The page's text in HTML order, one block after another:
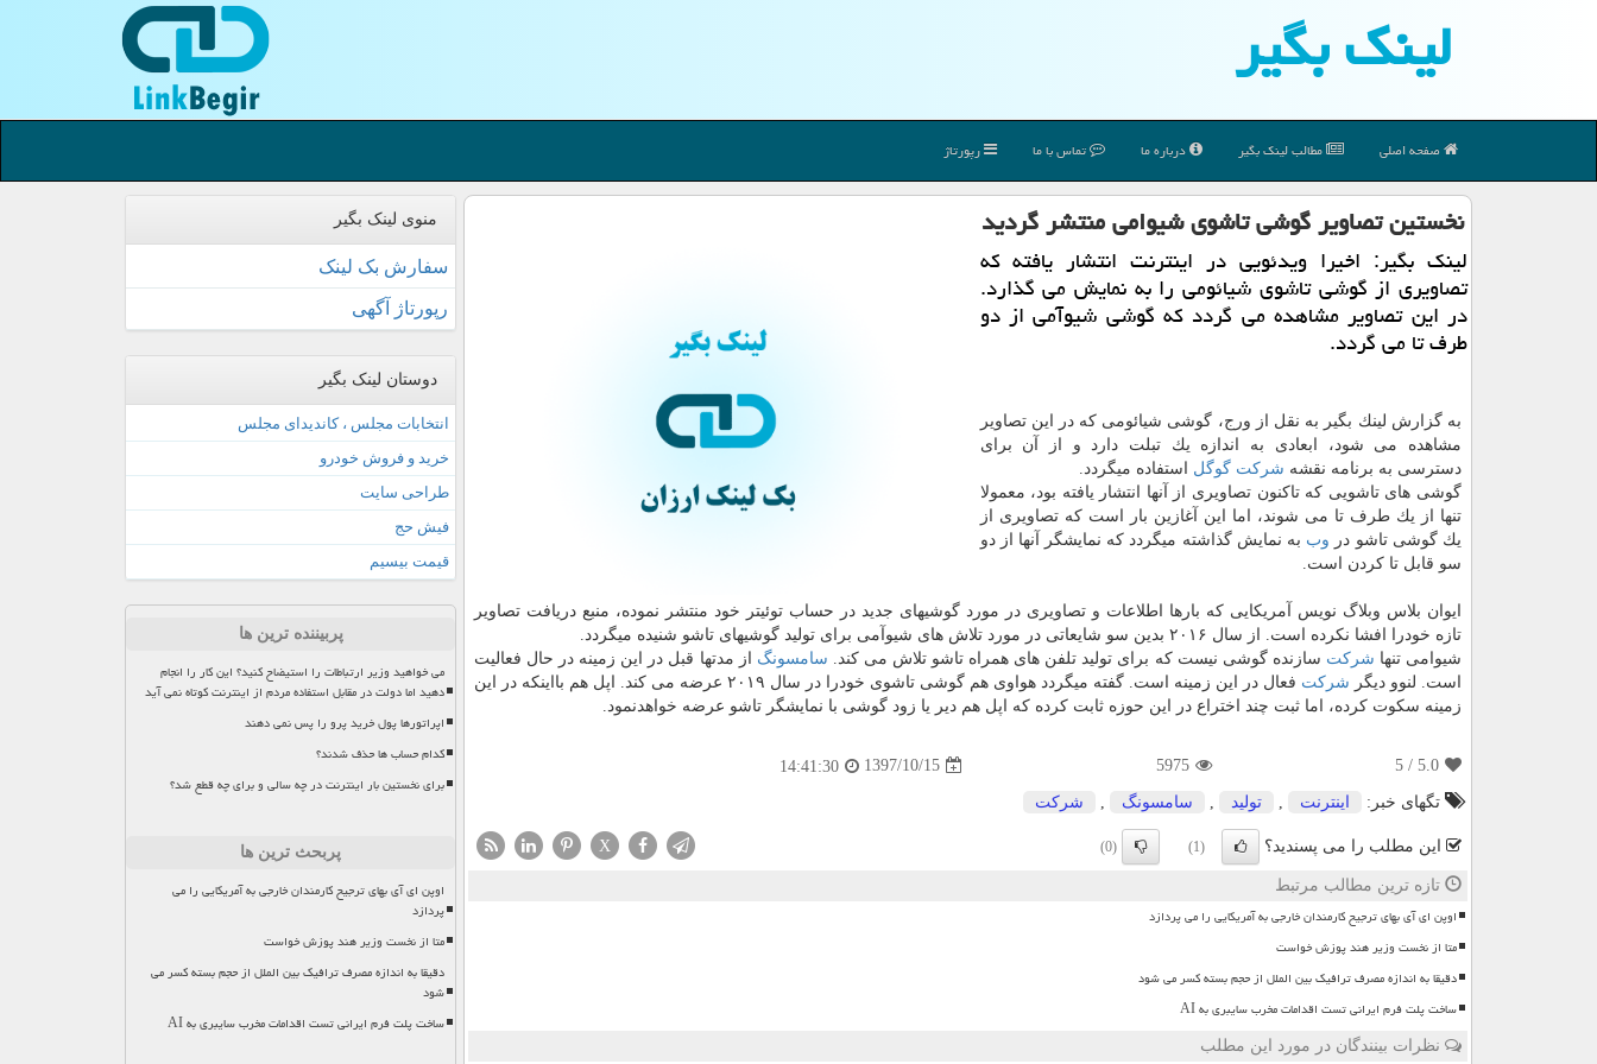
لینك بگیر
صفحه اصلی مطالب لینك بگیر درباره ما تماس با ما رپورتاژ
نخستین تصاویر گوشی تاشوی شیوامی منتشر گردید
لینك بگیر: اخیرا ویدئویی در اینترنت انتشار یافته كه
تصاویری از گوشی تاشوی شیائومی را به نمایش می گذارد.
در این تصاویر مشاهده می گردد كه گوشی شیوآمی از دو
طرف تا می گردد.
به گزارش لینك بگیر به نقل از ورج، گوشی شیائومی كه در این تصاویر
مشاهده می شود، ابعادی به اندازه یك تبلت دارد و از آن برای
دسترسی به برنامه نقشه شركت گوگل استفاده میگردد.
گوشی های تاشویی كه تاكنون تصاویری از آنها انتشار یافته بود، معمولا
تنها از یك طرف تا می شوند، اما این آغازین بار است كه تصاویری از
یك گوشی تاشو در وب به نمایش گذاشته میگردد كه نمایشگر آنها از دو
سو قابل تا كردن است.
ایوان بلاس وبلاگ نویس آمریكایی كه بارها اطلاعات و تصاویری در مورد گوشیهای جدید در حساب توئیتر خود منتشر نموده، منبع دریافت تصاویر
تازه خودرا افشا نكرده است. از سال ۲۰۱۶ بدین سو شایعاتی در مورد تلاش های شیوآمی برای تولید گوشیهای تاشو شنیده میگردد.
شیوامی تنها شركت سازنده گوشی نیست كه برای تولید تلفن های همراه تاشو تلاش می كند. سامسونگ از مدتها قبل در این زمینه در حال فعالیت
است. لنوو دیگر شركت
فعال در این زمینه است. گفته میگردد هواوی هم گوشی تاشوی خودرا در سال ۲۰۱۹ عرضه می كند. اپل هم بااینكه در این
زمینه سكوت كرده، اما ثبت چند اختراع در این حوزه ثابت كرده كه اپل هم دیر یا زود گوشی با نمایشگر تاشو عرضه خواهدنمود.
5.0
/ 5
5975
1397/10/15
14:41:30
تگهای خبر:
اینترنت تولید سامسونگ شركت
این مطلب را می پسندید؟ (1)
(0)
X
تازه ترین مطالب مرتبط
اوپن ای آی بهای ترجیح کارمندان خارجی به آمریکایی را می پردازد
متا از نخست وزیر هند پوزش خواست
دقیقا به اندازه مصرف ترافیک بین الملل از حجم بسته کسر می شود
ساخت پلت فرم ایرانی تست اقدامات مخرب سایبری به AI
نظرات بینندگان در مورد این مطلب
منوی لینک بگیر
سفارش بک لینک
رپورتاژ آگهی
دوستان لینک بگیر
انتخابات مجلس ، کاندیدای مجلس
خرید و فروش خودرو
طراحی سایت
فیش حج
قیمت بیسیم
پربیننده ترین ها
می خواهید وزیر ارتباطات را استیضاح کنید؟ این کار را انجام
دهید اما دولت در مقابل استفاده مردم از اینترنت کوتاه نمی آید
اپراتورها پول خرید پرو را پس نمی دهند
کدام حساب ها حذف شدند؟
برای نخستین بار اینترنت در چه سالی و برای چه قطع شد؟
پربحث ترین ها
اوپن ای آی بهای ترجیح کارمندان خارجی به آمریکایی را می
پردازد
متا از نخست وزیر هند پوزش خواست
دقیقا به اندازه مصرف ترافیک بین الملل از حجم بسته کسر می
شود
ساخت پلت فرم ایرانی تست اقدامات مخرب سایبری به AI